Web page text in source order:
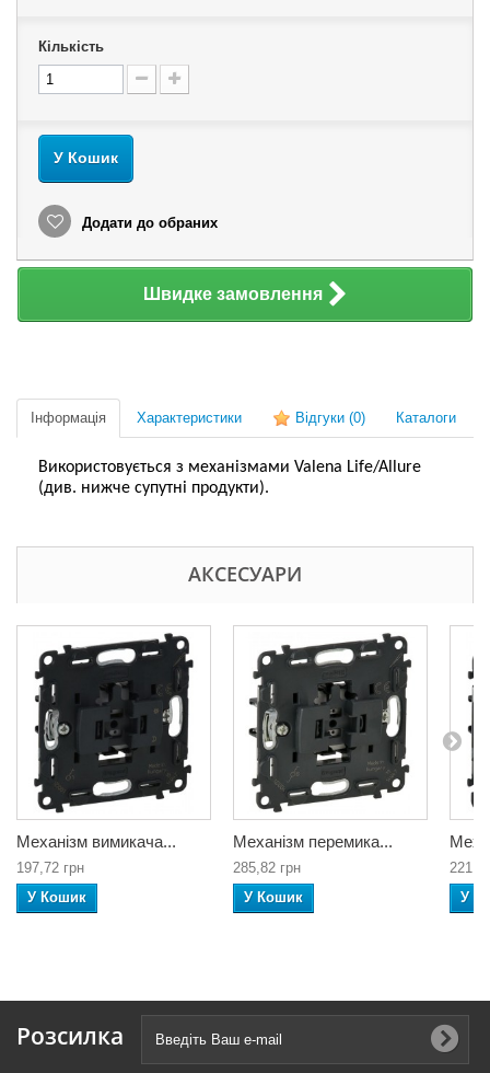
Кількість
У Кошик
Додати до обраних
Швидке замовлення
Інформація Характеристики Відгуки (0) Каталоги
Використовується з механізмами Valena Life/Allure
(див. нижче супутні продукти).
АКСЕСУАРИ
Механізм вимикача...
197,72 грн
У Кошик
Механізм перемика...
285,82 грн
У Кошик
У
Розсилка